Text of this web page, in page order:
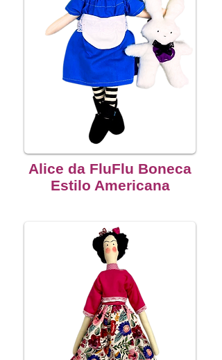
Alice da FluFlu Boneca
Estilo Americana